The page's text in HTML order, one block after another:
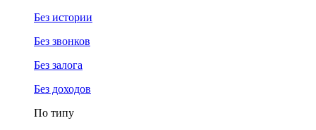
Без истории
Без звонков
Без залога
Без доходов
По типу